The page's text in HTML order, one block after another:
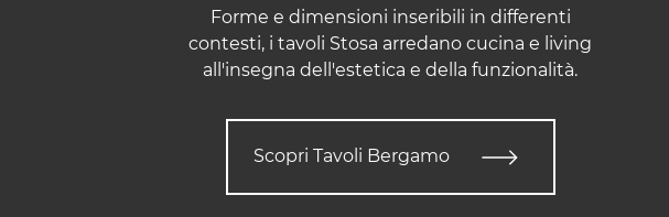
Forme e dimensioni inseribili in differenti
contesti, i tavoli Stosa arredano cucina e living
all'insegna dell'estetica e della funzionalità.
Scopri Tavoli Bergamo